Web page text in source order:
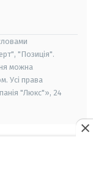
"Позиція".
можна
Усі права
"Люкс"», 24